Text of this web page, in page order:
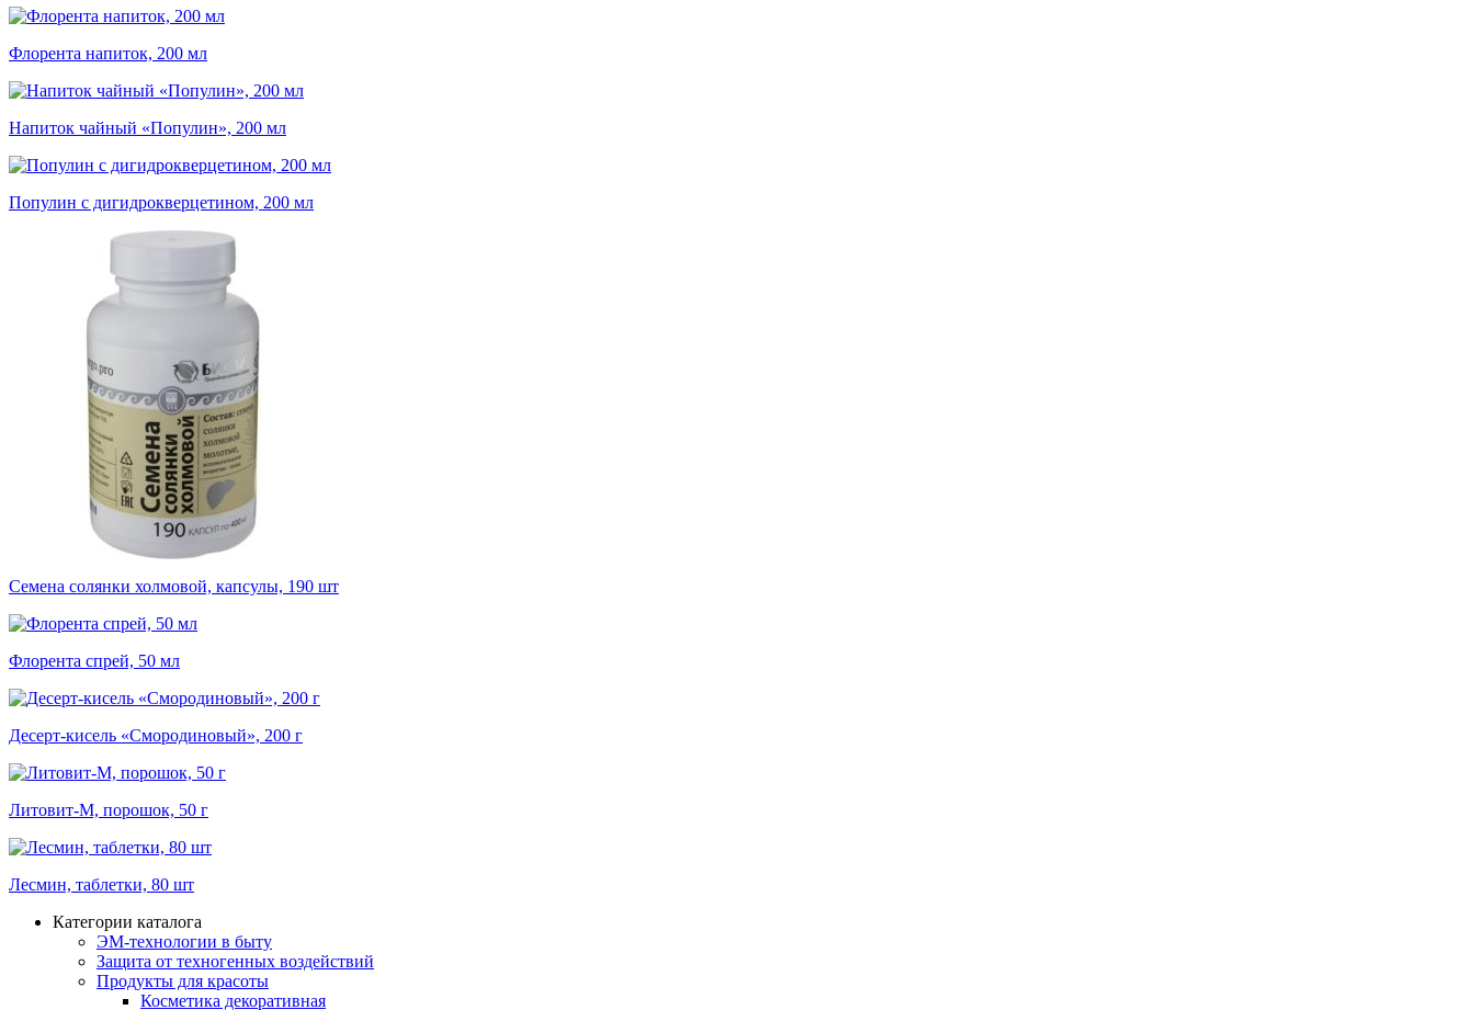
Флорента напиток, 200 мл
Напиток чайный «Популин», 200 мл
Популин с дигидрокверцетином, 200 мл
Семена солянки холмовой, капсулы, 190 шт
Флорента спрей, 50 мл
Десерт-кисель «Смородиновый», 200 г
Литовит-М, порошок, 50 г
Лесмин, таблетки, 80 шт
Категории каталога
ЭМ-технологии в быту
Защита от техногенных воздействий
Продукты для красоты
Косметика декоративная